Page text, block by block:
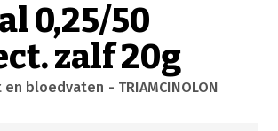
0,25/50
zalf 20g
en bloedvaten - TRIAMCINOLON